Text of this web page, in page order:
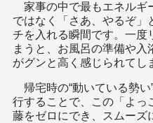
家事の中で最もエネルギ
ではなく「さあ、やるぞ」
チを入れる瞬間です。一度
まうと、お風呂の準備や
がグンと高く感じられてし
帰宅時の“動いている勢い
行することで、この「よっ
藤をゼロにでき、スムーズ